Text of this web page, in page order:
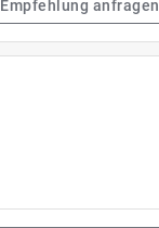
Empfehlung anfragen